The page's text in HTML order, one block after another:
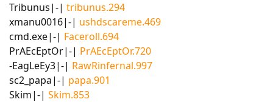
Tribunus|-| tribunus.294
xmanu0016|-| ushdscareme.469
cmd.exe|-| Faceroll.694
PrAEcEptOr|-| PrAEcEptOr.720
-EagLeEy3|-| RawRinfernal.997
sc2_papa|-| papa.901
Skim|-| Skim.853